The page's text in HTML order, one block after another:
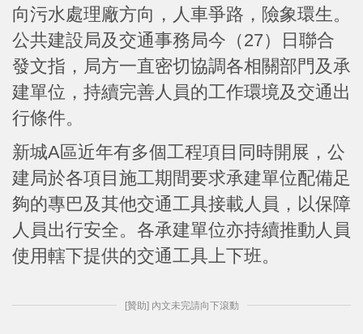
向污水處理廠方向，人車爭路，險象環生。
公共建設局及交通事務局今（27）日聯合
發文指，局方一直密切協調各相關部門及承
建單位，持續完善人員的工作環境及交通出
行條件。
新城A區近年有多個工程項目同時開展，公
建局於各項目施工期間要求承建單位配備足
夠的專巴及其他交通工具接載人員，以保障
人員出行安全。各承建單位亦持續推動人員
使用轄下提供的交通工具上下班。
[贊助] 內文未完請向下滾動